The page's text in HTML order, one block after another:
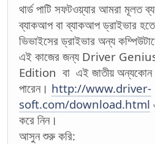
থার্ড পাটি সফটওয়্যার আমরা মূলত
ব্যাকআপ বা ব্যাকআপ ড্রাইভার
ভিভাইসের ড্রাইভার অন্য
এই কাজের জন্য Driver
Edition বা এই জাতীয় অন্যকোন
পারেন। http://www.driver-
soft.com/download.html
করে নিন।
আসুন শুরু করি: